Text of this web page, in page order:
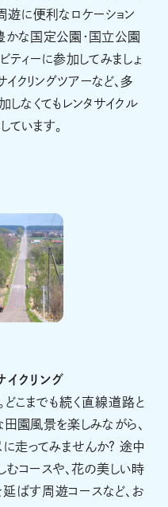
遊に便利なロケーション
かな国定公園・国立公園
ティーに参加してみましょ
イクリングツアーなど、多
なくてもレンタサイクル
ています。
イクリング
こまでも続く直線道路と
園風景を楽しみながら、
走ってみませんか? 途中
コースや、花の美しい時
ばす周遊コースなど、お